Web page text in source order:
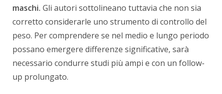
maschi. Gli autori sottolineano tuttavia che non sia
corretto considerarle uno strumento di controllo del
peso. Per comprendere se nel medio e lungo periodo
possano emergere differenze significative, sarà
necessario condurre studi più ampi e con un follow-
up prolungato.